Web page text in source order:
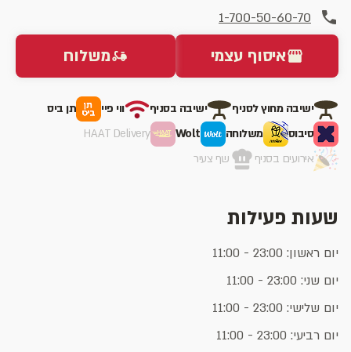
1-700-50-60-70
איסוף עצמי משלוח
ישיבה מחוץ לסניף ישיבה בסניף ווי פיי
תן ביס
סיבוס
משלוחה Wolt
HAAT Delivery
אירועים בסניף
שף צעיר
שעות פעילות
יום ראשון: 23:00 - 11:00
יום שני: 23:00 - 11:00
יום שלישי: 23:00 - 11:00
יום רביעי: 23:00 - 11:00